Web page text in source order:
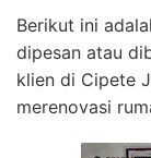
Berikut ini
dipesan atau
klien di Cipete
merenovasi